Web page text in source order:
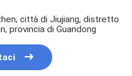
città di Jiujiang, distretto
provincia di Guandong